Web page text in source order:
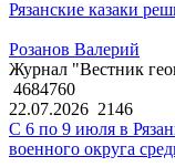
Рязанские казаки
Розанов Валерий
Журнал "Вестник
4684760
22.07.2026 2146
С 6 по 9 июля в
военного округа